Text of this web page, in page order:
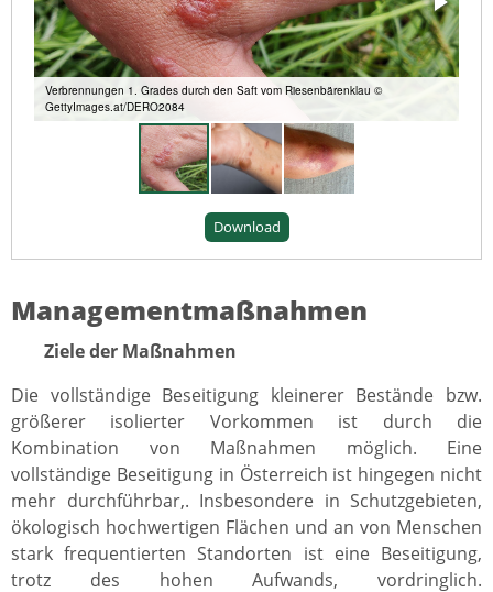
Verbrennungen 1. Grades durch den Saft vom Riesenbärenklau ©
GettyImages.at/DERO2084
Download
Managementmaßnahmen
Ziele der Maßnahmen
Die vollständige Beseitigung kleinerer Bestände bzw.
größerer isolierter Vorkommen ist durch die
Kombination von Maßnahmen möglich. Eine
vollständige Beseitigung in Österreich ist hingegen nicht
mehr durchführbar,. Insbesondere in Schutzgebieten,
ökologisch hochwertigen Flächen und an von Menschen
stark frequentierten Standorten ist eine Beseitigung,
trotz des hohen Aufwands, vordringlich.